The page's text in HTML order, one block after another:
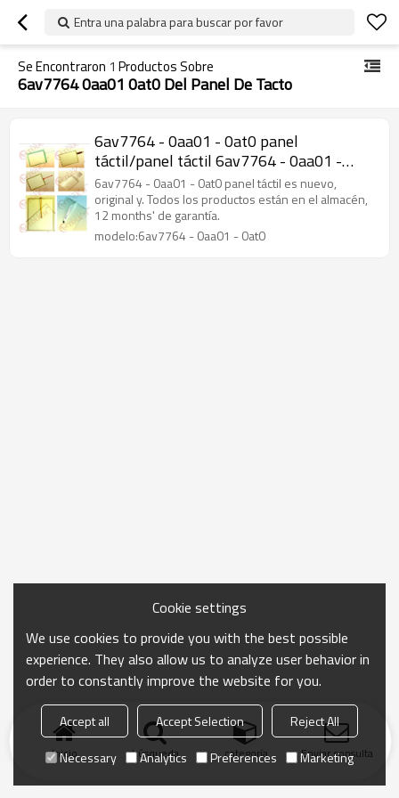
Entra una palabra para buscar por favor
Se Encontraron 1 Productos Sobre
6av7764 0aa01 0at0 Del Panel De Tacto
6av7764 - 0aa01 - 0at0 panel
táctil/panel táctil 6av7764 - 0aa01 -
0at0 oem-pc 870 15" táctil
6av7764 - 0aa01 - 0at0 panel táctil es nuevo,
original y. Todos los productos están en el almacén,
12 months' de garantía.
modelo:6av7764 - 0aa01 - 0at0
Inicio búsqueda categoría Enviar consulta
Cookie settings
We use cookies to provide you with the best possible
experience. They also allow us to analyze user behavior in
order to constantly improve the website for you.
Accept all Accept Selection
Reject All
Necessary
Analytics Preferences Marketing